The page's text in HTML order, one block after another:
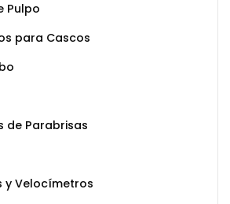
Pulpo
para Cascos
de Parabrisas
y Velocímetros